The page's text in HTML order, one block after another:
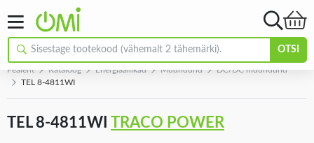
OTSI
Pealeht Kataloog Energiaallikad Muundurid
DC/DC muundurid
TEL 8-4811WI
TEL 8-4811WI TRACO POWER